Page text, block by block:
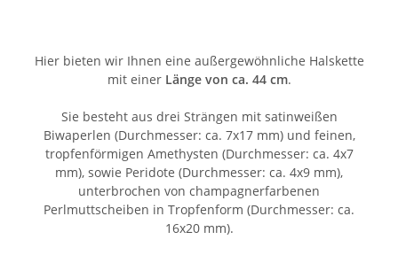
Hier bieten wir Ihnen eine außergewöhnliche Halskette
mit einer Länge von ca. 44 cm.
Sie besteht aus drei Strängen mit satinweißen
Biwaperlen (Durchmesser: ca. 7x17 mm) und feinen,
tropfenförmigen Amethysten (Durchmesser: ca. 4x7
mm), sowie Peridote (Durchmesser: ca. 4x9 mm),
unterbrochen von champagnerfarbenen
Perlmuttscheiben in Tropfenform (Durchmesser: ca.
16x20 mm).